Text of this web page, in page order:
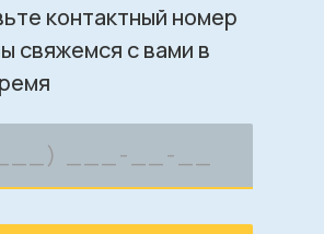
контактный номер
свяжемся с вами в